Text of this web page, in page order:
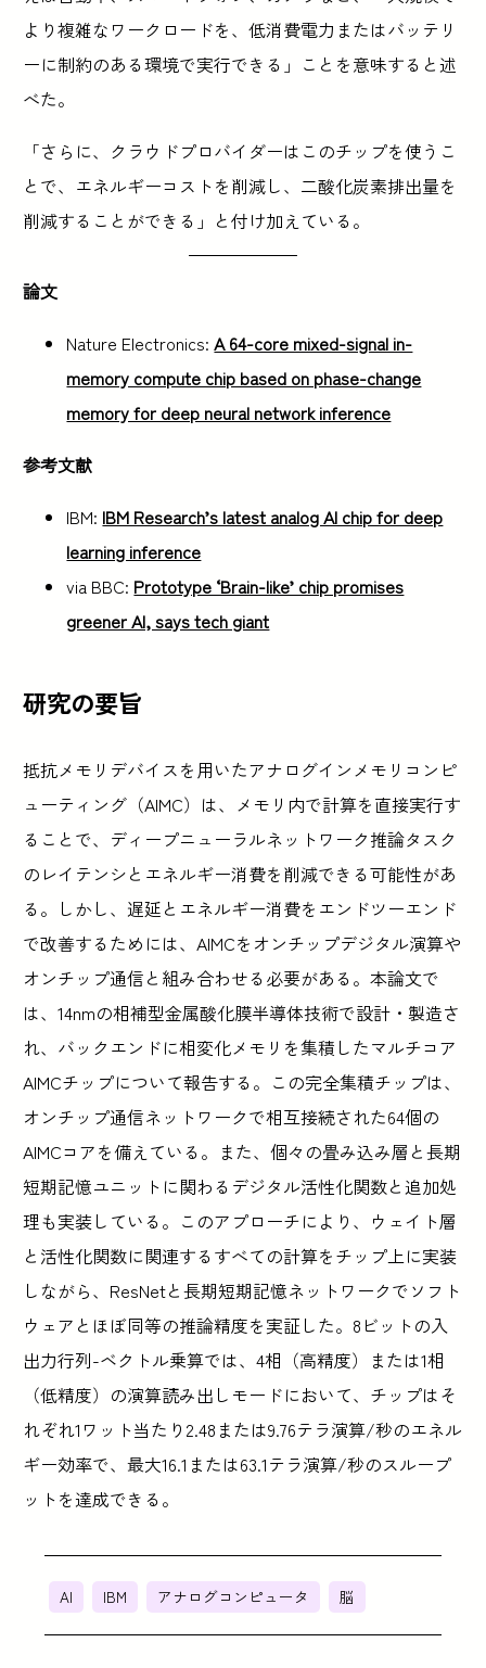
より複雑なワークロードを、低消費電力またはバッテリ
ーに制約のある環境で実行できる」ことを意味すると述
べた。
「さらに、クラウドプロバイダーはこのチップを使うこ
とで、エネルギーコストを削減し、二酸化炭素排出量を
削減することができる」と付け加えている。
論文
Nature Electronics:A 64-core mixed-signal in-
memory compute chip based on phase-change
memory for deep neural network inference
参考文献
IBM: IBM Research’s latest analog AI chip for deep
learning inference
via BBC: Prototype ‘Brain-like’ chip promises
greener AI, says tech giant
研究の要旨
抵抗メモリデバイスを用いたアナログインメモリコンピ
ューティング（AIMC）は、メモリ内で計算を直接実行す
ることで、ディープニューラルネットワーク推論タスク
のレイテンシとエネルギー消費を削減できる可能性があ
る。しかし、遅延とエネルギー消費をエンドツーエンド
で改善するためには、AIMCをオンチップデジタル演算や
オンチップ通信と組み合わせる必要がある。本論文で
は、14nmの相補型金属酸化膜半導体技術で設計・製造さ
れ、バックエンドに相変化メモリを集積したマルチコア
AIMCチップについて報告する。この完全集積チップは、
オンチップ通信ネットワークで相互接続された64個の
AIMCコアを備えている。また、個々の畳み込み層と長期
短期記憶ユニットに関わるデジタル活性化関数と追加処
理も実装している。このアプローチにより、ウェイト層
と活性化関数に関連するすべての計算をチップ上に実装
しながら、ResNetと長期短期記憶ネットワークでソフト
ウェアとほぼ同等の推論精度を実証した。8ビットの入
出力行列-ベクトル乗算では、4相（高精度）または1相
（低精度）の演算読み出しモードにおいて、チップはそ
れぞれ1ワット当たり2.48または9.76テラ演算/秒のエネル
ギー効率で、最大16.1または63.1テラ演算/秒のスループ
ットを達成できる。
AI IBM アナログコンピュータ 脳